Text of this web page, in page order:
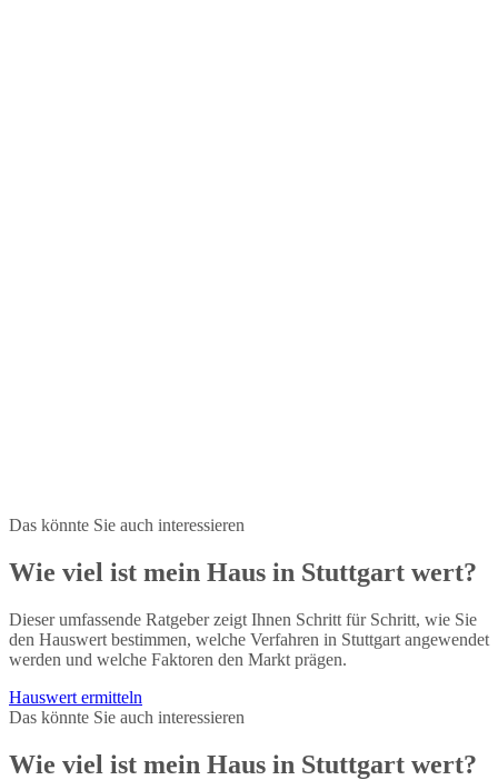
Das könnte Sie auch interessieren
Wie viel ist mein Haus in Stuttgart wert?
Dieser umfassende Ratgeber zeigt Ihnen Schritt für Schritt, wie Sie
den Hauswert bestimmen, welche Verfahren in Stuttgart angewendet
werden und welche Faktoren den Markt prägen.
Hauswert ermitteln
Das könnte Sie auch interessieren
Wie viel ist mein Haus in Stuttgart wert?